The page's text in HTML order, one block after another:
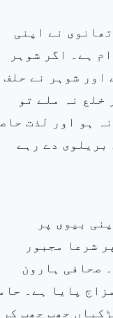
نے اپنی
ہے۔ اگر شوہر
اور شوہر نے حلف
خلع نہ ملے تو
ہو اور لذت
بریلوی دے رہے
بیوی پر
شرعا مجبور
صحافی ہارون
پایا ہے۔
چھپ چھپ کر